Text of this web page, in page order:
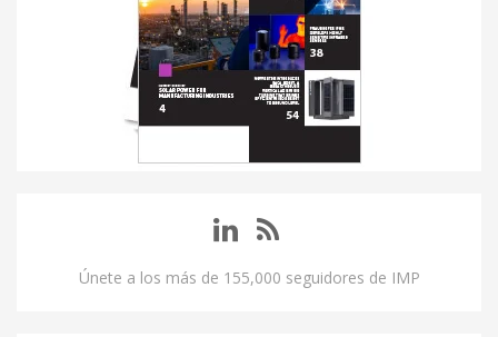
Únete a los más de 155,000 seguidores de IMP